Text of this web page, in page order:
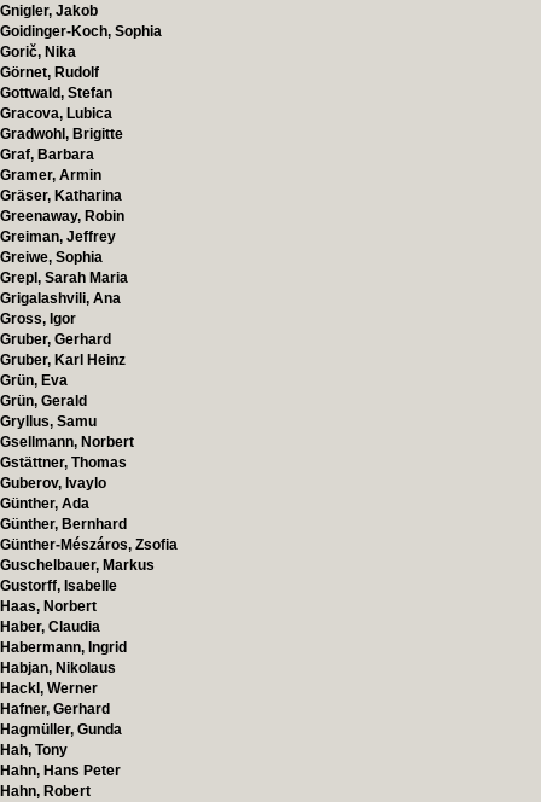
Gnigler, Jakob
Goidinger-Koch, Sophia
Gorič, Nika
Görnet, Rudolf
Gottwald, Stefan
Gracova, Lubica
Gradwohl, Brigitte
Graf, Barbara
Gramer, Armin
Gräser, Katharina
Greenaway, Robin
Greiman, Jeffrey
Greiwe, Sophia
Grepl, Sarah Maria
Grigalashvili, Ana
Gross, Igor
Gruber, Gerhard
Gruber, Karl Heinz
Grün, Eva
Grün, Gerald
Gryllus, Samu
Gsellmann, Norbert
Gstättner, Thomas
Guberov, Ivaylo
Günther, Ada
Günther, Bernhard
Günther-Mészáros, Zsofia
Guschelbauer, Markus
Gustorff, Isabelle
Haas, Norbert
Haber, Claudia
Habermann, Ingrid
Habjan, Nikolaus
Hackl, Werner
Hafner, Gerhard
Hagmüller, Gunda
Hah, Tony
Hahn, Hans Peter
Hahn, Robert